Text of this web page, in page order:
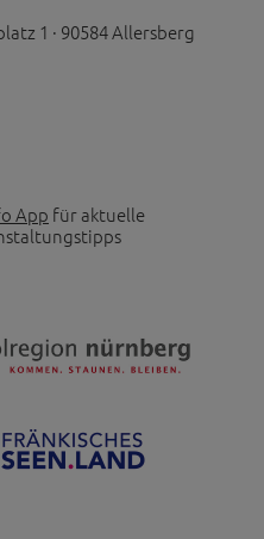
1 · 90584 Allersberg
App für aktuelle